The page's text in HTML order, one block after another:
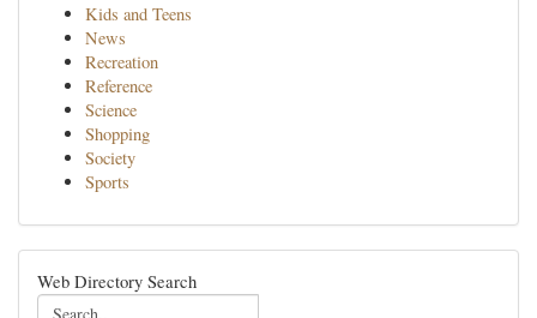
Kids and Teens
News
Recreation
Reference
Science
Shopping
Society
Sports
Web Directory Search